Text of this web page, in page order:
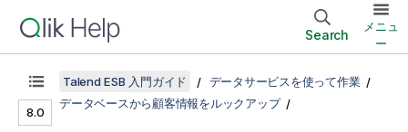
Search
メニュ
ー
8.0
Talend ESB 入門ガイド
データサービスを使って作業
データベースから顧客情報をルックアップ